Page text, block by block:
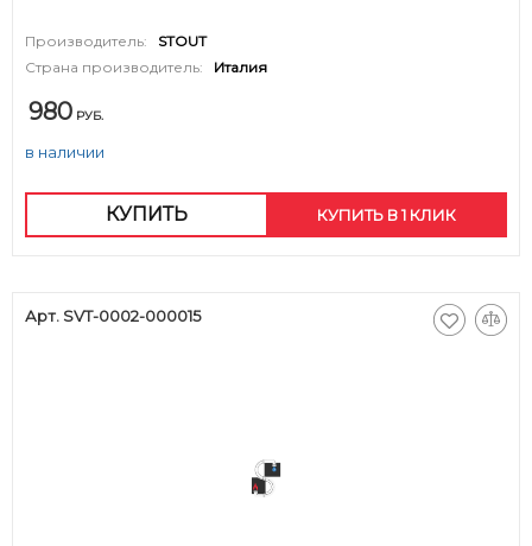
Производитель:
STOUT
Страна производитель:
Италия
980 РУБ.
в наличии
КУПИТЬ КУПИТЬ В 1 КЛИК
Арт. SVT-0002-000015